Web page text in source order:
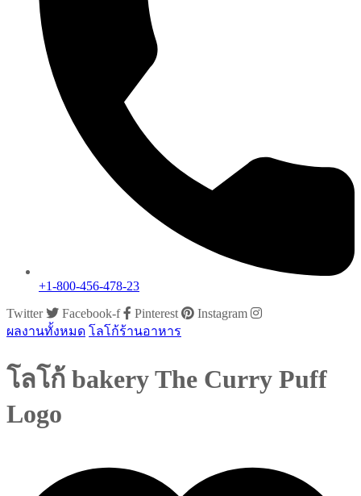
+1-800-456-478-23
Twitter
Facebook-f Pinterest
Instagram
ผลงานทั้งหมด โลโก้ร้านอาหาร
โลโก้ bakery The Curry Puff
Logo